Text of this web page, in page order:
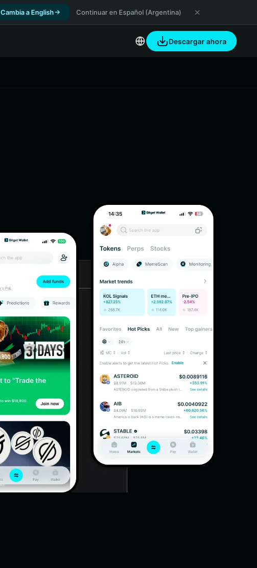
Cambia a English Continuar en Español (Argentina)
Descargar ahora